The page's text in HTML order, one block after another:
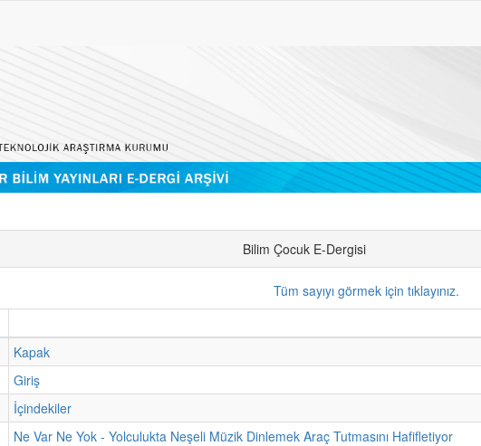
Bilim Çocuk E-Dergisi
Tüm sayıyı görmek için tıklayınız.
Kapak
Giriş
İçindekiler
Ne Var Ne Yok - Yolculukta Neşeli Müzik Dinlemek Araç Tutmasını Hafifletiyor